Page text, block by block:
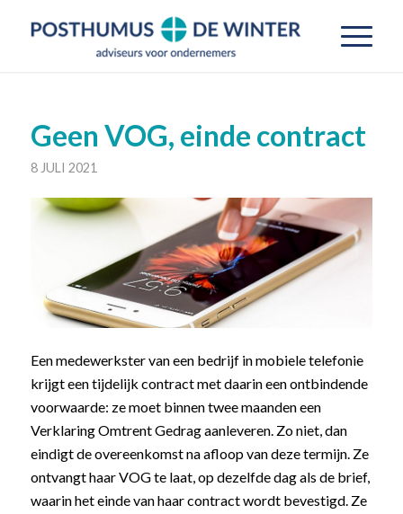
Geen VOG, einde contract
8 JULI 2021
Een medewerkster van een bedrijf in mobiele telefonie
krijgt een tijdelijk contract met daarin een ontbindende
voorwaarde: ze moet binnen twee maanden een
Verklaring Omtrent Gedrag aanleveren. Zo niet, dan
eindigt de overeenkomst na afloop van deze termijn. Ze
ontvangt haar VOG te laat, op dezelfde dag als de brief,
waarin het einde van haar contract wordt bevestigd. Ze